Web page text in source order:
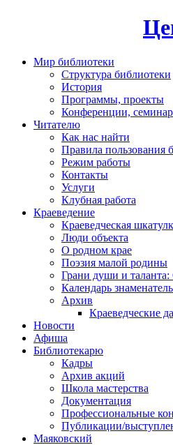
Мир библиотеки
Структура библиотеки
История
Программы, проекты
Конференции,
Читателю
Как нас найти
Правила пользования
Режим работы
Контакты
Услуги
Клубная работа
Краеведение
Краеведческая
Люди объекта
О родном крае
Поэзия малой родины
Грани души и
Календарь
Архив
Краеведческие
Новости
Афиша
Библиотекарю
Кадры
Архив акций
Школа мастерства
Документация
Профессиональные
Публикации/
Маяковский